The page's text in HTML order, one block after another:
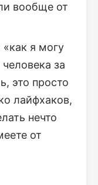
вообще от
«как я могу
за
это просто
лайфхаков,
нечто
от